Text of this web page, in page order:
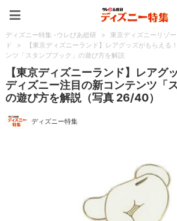
ディズニー特集 -ウレぴあ総研 > 東京ディズニーリゾー
ド
>
【東京ディズニーランド】レアグッズがもらえる
ンツ「スタンプブック」の遊び方を解説
【東京ディズニーランド】レアグ
ディズニー注目の新コンテンツ「
の遊び方を解説（写真 26/40）
ディズニー特集